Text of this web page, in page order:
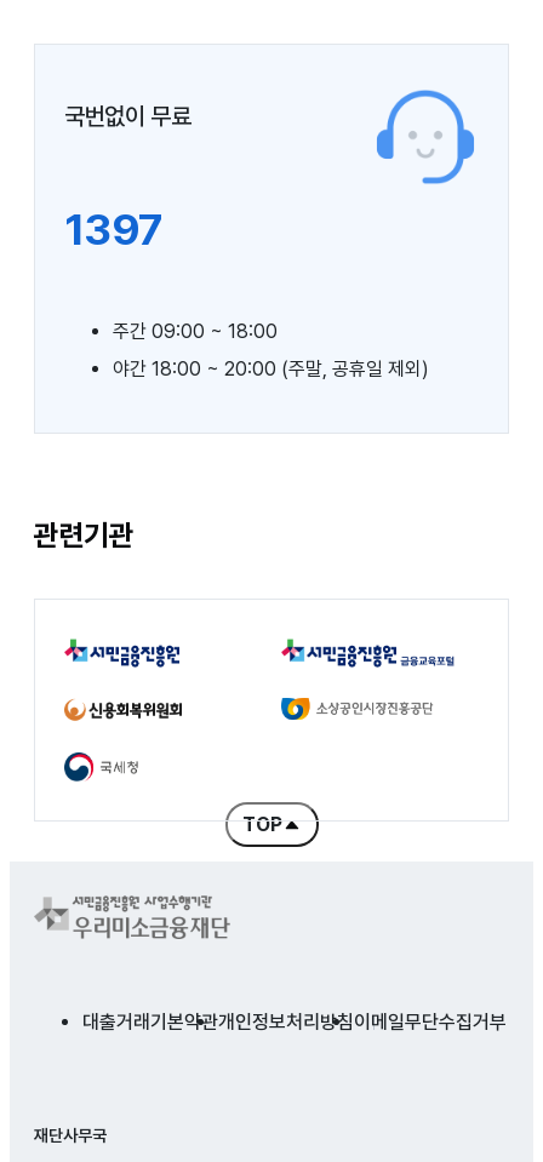
국번없이 무료
1397
주간 09:00 ~ 18:00
야간 18:00 ~ 20:00 (주말, 공휴일 제외)
관련기관
서민금융진흥원 서민금융진흥원 금융교육포털
신용회복위원회 소상공인시장진흥공단
국세청
TOP
콘텐츠 처음으로 바로 가기
대출거래기본약관개인정보처리방침이메일무단수집거부
재단사무국